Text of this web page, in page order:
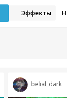
Эффекты
belial_dark